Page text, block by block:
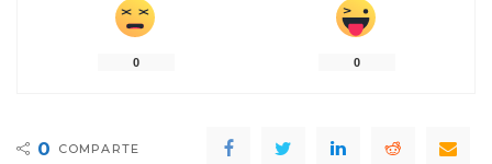
0 0
0 COMPARTE